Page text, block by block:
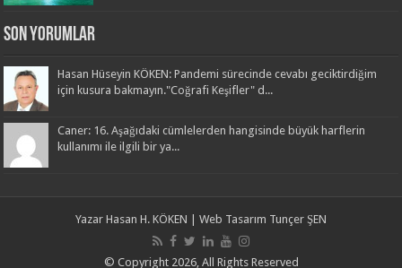
Son Yorumlar
Hasan Hüseyin KÖKEN: Pandemi sürecinde cevabı geciktirdiğim
için kusura bakmayın."Coğrafi Keşifler" d...
Caner: 16. Aşağıdaki cümlelerden hangisinde büyük harflerin
kullanımı ile ilgili bir ya...
Yazar Hasan H. KÖKEN | Web Tasarım Tunçer ŞEN
© Copyright 2026, All Rights Reserved